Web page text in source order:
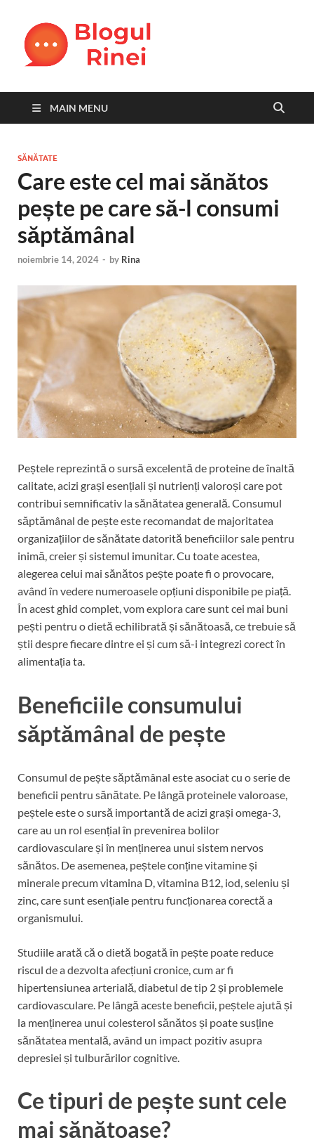
MAIN MENU
SĂNĂTATE
Care este cel mai sănătos
pește pe care să-l consumi
săptămânal
noiembrie 14, 2024 - by Rina
Peștele reprezintă o sursă excelentă de proteine de înaltă
calitate, acizi grași esențiali și nutrienți valoroși care pot
contribui semnificativ la sănătatea generală. Consumul
săptămânal de pește este recomandat de majoritatea
organizațiilor de sănătate datorită beneficiilor sale pentru
inimă, creier și sistemul imunitar. Cu toate acestea,
alegerea celui mai sănătos pește poate fi o provocare,
având în vedere numeroasele opțiuni disponibile pe piață.
În acest ghid complet, vom explora care sunt cei mai buni
pești pentru o dietă echilibrată și sănătoasă, ce trebuie să
știi despre fiecare dintre ei și cum să-i integrezi corect în
alimentația ta.
Beneficiile consumului
săptămânal de pește
Consumul de pește săptămânal este asociat cu o serie de
beneficii pentru sănătate. Pe lângă proteinele valoroase,
peștele este o sursă importantă de acizi grași omega-3,
care au un rol esențial în prevenirea bolilor
cardiovasculare și în menținerea unui sistem nervos
sănătos. De asemenea, peștele conține vitamine și
minerale precum vitamina D, vitamina B12, iod, seleniu și
zinc, care sunt esențiale pentru funcționarea corectă a
organismului.
Studiile arată că o dietă bogată în pește poate reduce
riscul de a dezvolta afecțiuni cronice, cum ar fi
hipertensiunea arterială, diabetul de tip 2 și problemele
cardiovasculare. Pe lângă aceste beneficii, peștele ajută și
la menținerea unui colesterol sănătos și poate susține
sănătatea mentală, având un impact pozitiv asupra
depresiei și tulburărilor cognitive.
Ce tipuri de pește sunt cele
mai sănătoase?